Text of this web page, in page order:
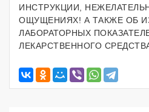
ИНСТРУКЦИИ,
ОЩУЩЕНИЯХ! А ТАКЖЕ ОБ
ЛАБОРАТОРНЫХ
ЛЕКАРСТВЕННОГО